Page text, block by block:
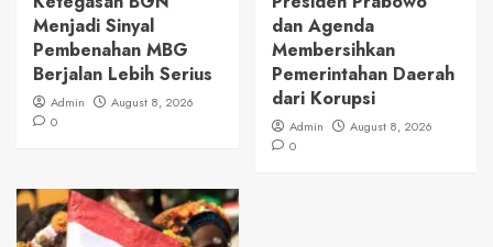
Menjadi Sinyal
Pembenahan MBG
Berjalan Lebih Serius
Admin
August 8, 2026
0
dan Agenda
Membersihkan
Pemerintahan Daerah
dari Korupsi
Admin
August 8, 2026
0